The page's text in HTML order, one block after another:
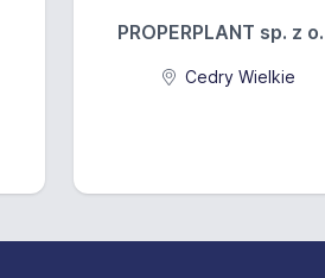
PROPERPLANT sp. z
Cedry Wielkie